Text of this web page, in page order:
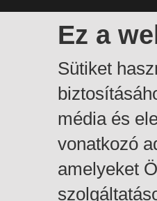
Ez a
Sütiket
média és
vonatkozó
amelyeket